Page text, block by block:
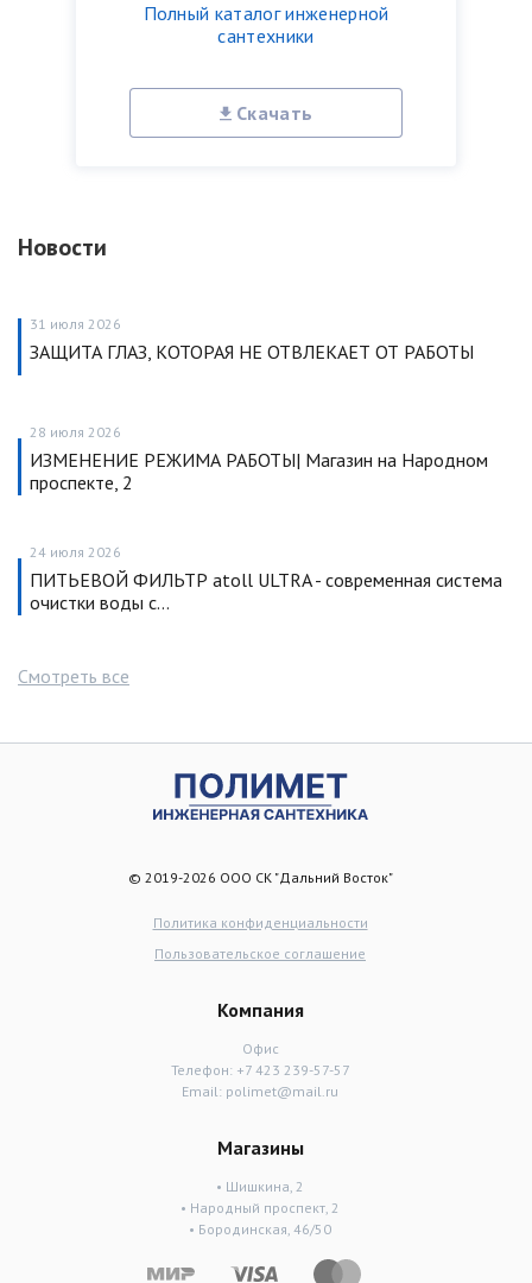
Полный каталог инженерной
сантехники
Скачать
Новости
31 июля 2026
ЗАЩИТА ГЛАЗ, КОТОРАЯ НЕ ОТВЛЕКАЕТ ОТ РАБОТЫ
28 июля 2026
ИЗМЕНЕНИЕ РЕЖИМА РАБОТЫ| Магазин на Народном
проспекте, 2
24 июля 2026
ПИТЬЕВОЙ ФИЛЬТР atoll ULTRA - современная система
очистки воды с…
Смотреть все
© 2019-2026 ООО СК "Дальний Восток"
Политика конфиденциальности
Пользовательское соглашение
Компания
Офис
Телефон: +7 423 239-57-57
Email: polimet@mail.ru
Магазины
• Шишкина, 2
• Народный проспект, 2
• Бородинская, 46/50